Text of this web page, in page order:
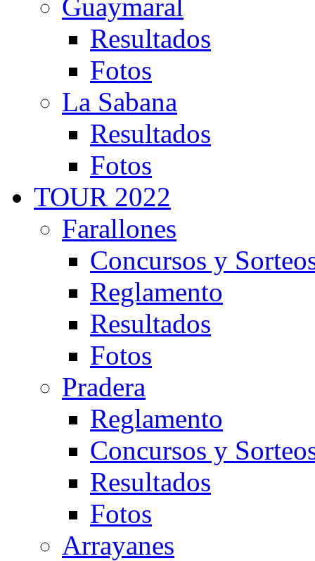
Guaymaral
Resultados
Fotos
La Sabana
Resultados
Fotos
TOUR 2022
Farallones
Concursos y
Reglamento
Resultados
Fotos
Pradera
Reglamento
Concursos y
Resultados
Fotos
Arrayanes